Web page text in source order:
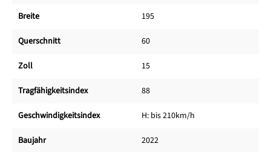
Breite 195
Querschnitt 60
Zoll 15
Tragfähigkeitsindex 88
Geschwindigkeitsindex H: bis 210km/h
Baujahr 2022